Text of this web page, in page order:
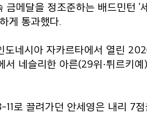
메달을 정조준하는 배드민턴 '
게 통과했다.
네시아 자카르타에서 열린
네슬리한 아른(29위·튀르키
로 끌려가던 안세영은 내리 7